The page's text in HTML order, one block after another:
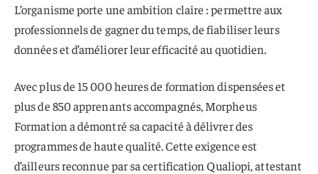
L’organisme porte une ambition claire : permettre aux
professionnels de gagner du temps, de fiabiliser leurs
données et d’améliorer leur efficacité au quotidien.
Avec plus de 15 000 heures de formation dispensées et
plus de 850 apprenants accompagnés, Morpheus
Formation a démontré sa capacité à délivrer des
programmes de haute qualité. Cette exigence est
d’ailleurs reconnue par sa certification Qualiopi, attestant